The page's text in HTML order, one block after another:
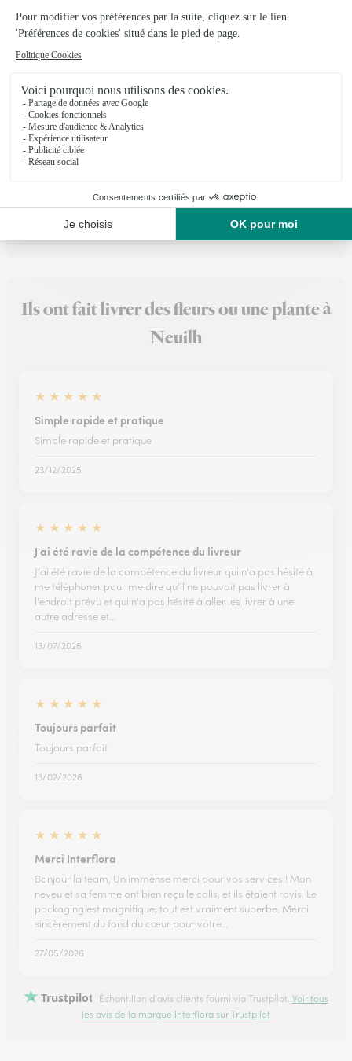
Monceau Fleurs
Soumoulou
Voir la boutique
Ils ont fait livrer des fleurs ou une plante à
Neuilh
★ ★ ★ ★ ★
Simple rapide et pratique
Simple rapide et pratique
23/12/2025
★ ★ ★ ★ ★
J'ai été ravie de la compétence du livreur
J'ai été ravie de la compétence du livreur qui n'a pas hésité à
me téléphoner pour me dire qu'il ne pouvait pas livrer à
l'endroit prévu et qui n'a pas hésité à aller les livrer à une
autre adresse et…
13/07/2026
★ ★ ★ ★ ★
Toujours parfait
Toujours parfait
13/02/2026
★ ★ ★ ★ ★
Merci Interflora
Bonjour la team, Un immense merci pour vos services ! Mon
neveu et sa femme ont bien reçu le colis, et ils étaient ravis. Le
packaging est magnifique, tout est vraiment superbe. Merci
sincèrement du fond du cœur pour votre…
27/05/2026
Trustpilot Échantillon d'avis clients fourni via Trustpilot. Voir tous
les avis de la marque Interflora sur Trustpilot